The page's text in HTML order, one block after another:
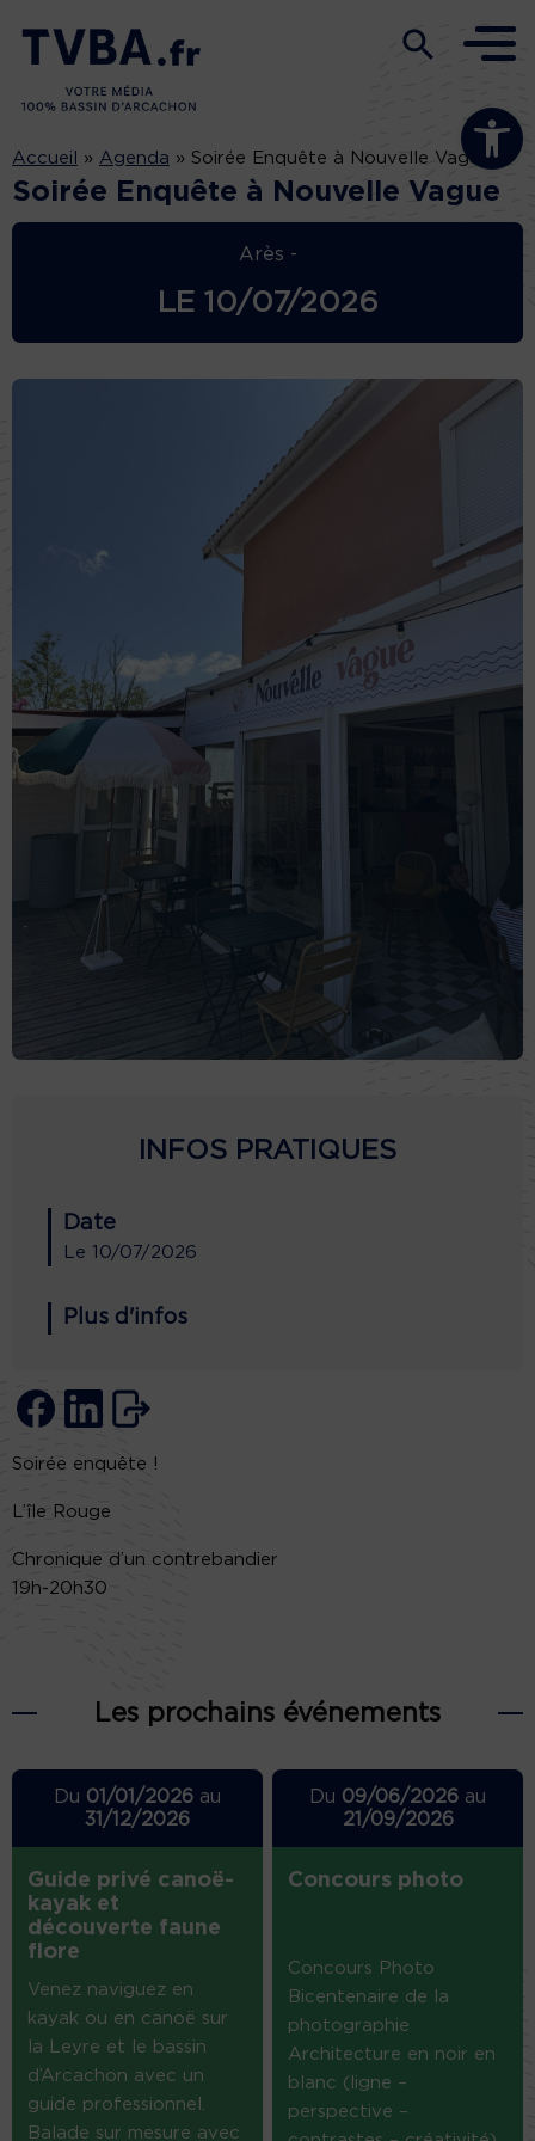
Ouvrir la
Accueil » Agenda » Soirée Enquête à Nouvelle Vague
Soirée Enquête à Nouvelle Vague
Arès -
LE 10/07/2026
INFOS PRATIQUES
Date
Le 10/07/2026
Plus d'infos
Soirée enquête !
L’île Rouge
Chronique d’un contrebandier
19h-20h30
Les prochains événements
Du 01/01/2026au
31/12/2026
Guide privé canoë-
kayak et
découverte faune
flore
Venez naviguez en
kayak ou en canoë sur
la Leyre et le bassin
d’Arcachon avec un
guide professionnel.
Balade sur mesure avec
Du 09/06/2026 au
21/09/2026
Concours photo
Concours Photo
Bicentenaire de la
photographie
Architecture en noir en
blanc (ligne –
perspective –